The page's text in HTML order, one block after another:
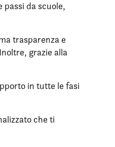
da scuole,
trasparenza e
grazie alla
in tutte le fasi
che ti